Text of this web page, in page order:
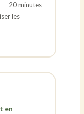
— 20 minutes
les
en